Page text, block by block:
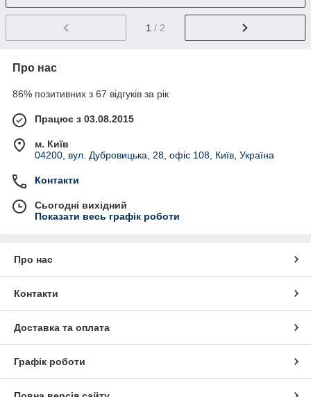
1 / 2
Про нас
86% позитивних з 67 відгуків за рік
Працює з 03.08.2015
м. Київ
04200, вул. Дубровицька, 28, офіс 108, Київ, Україна
Контакти
Сьогодні вихідний
Показати весь графік роботи
Про нас
Контакти
Доставка та оплата
Графік роботи